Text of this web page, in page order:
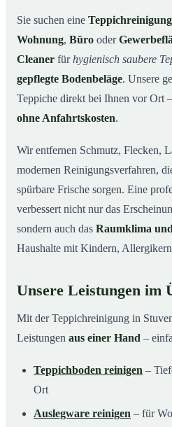
03Warum Mr. Cleaner in
04Teppichreinigung in
05Jetzt Angebot einholen
Teppichreinigung in
Sie suchen eine
Wohnung, Büro oder
Cleaner fürhygienisch saubere
gepflegte Bodenbeläge. Unsere
Teppiche direkt bei Ihnen vor Ort –
ohne Anfahrtskosten.
Wir entfernen Schmutz, Flecken,
modernen Reinigungsverfahren,
spürbare Frische sorgen. Eine
verbessert nicht nur das
sondern auch das Raumklima
Haushalte mit Kindern,
Unsere Leistungen im
Mit der Teppichreinigung in
Leistungen aus einer Hand –
Teppichboden reinigen –
Ort
Auslegware reinigen – für